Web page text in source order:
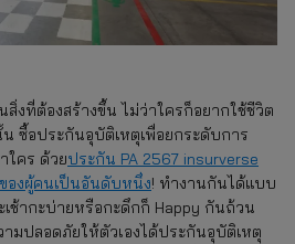
สิ่งที่ต้องสร้างขึ้น ไม่ว่าใครก็อยากใช้ชีวิต
ซื้อประกันอุบัติเหตุเพื่อยกระดับการ
ใคร ด้วยประกัน PA 2567 insurverse
องผู้คนเป็นอันดับหนึ่ง! ทำงานกันได้แบบ
ช้ากะบ่ายหรือกะดึกก็ Happy กันถ้วน
มปลอดภัยให้ตัวเองได้ประกันอุบัติเหตุ